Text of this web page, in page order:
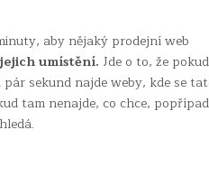
aby nějaký prodejní web
umístění. Jde o to, že pokud
sekund najde weby, kde se
tam nenajde, co chce,